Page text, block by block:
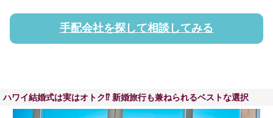
手配会社を探して相談してみる
ハワイ結婚式は実はオトク⁉ 新婚旅行も兼ねられるベストな選択